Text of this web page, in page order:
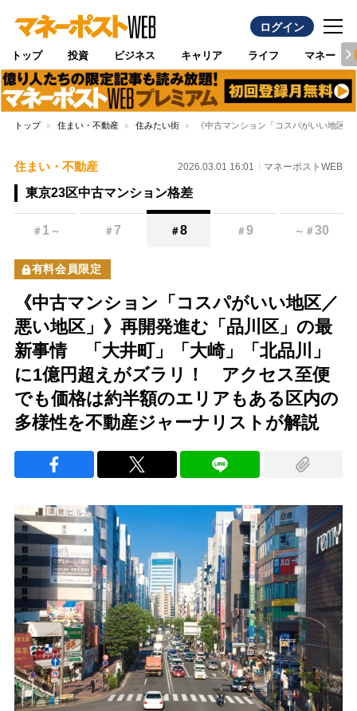
ログイン
トップ 投資 ビジネス キャリア ライフ マネー
トップ 住まい・不動産 住みたい街 《中古マンション「コスパがいい地区
住まい・不動産 2026.03.01 16:01 マネーポストWEB
東京23区中古マンション格差
＃ 1 ～ ＃7 ＃8 ＃9 ～ ＃30
有料会員限定
《中古マンション「コスパがいい地区／
悪い地区」》再開発進む「品川区」の最
新事情 「大井町」「大崎」「北品川」
に1億円超えがズラリ！ アクセス至便
でも価格は約半額のエリアもある区内の
多様性を不動産ジャーナリストが解説